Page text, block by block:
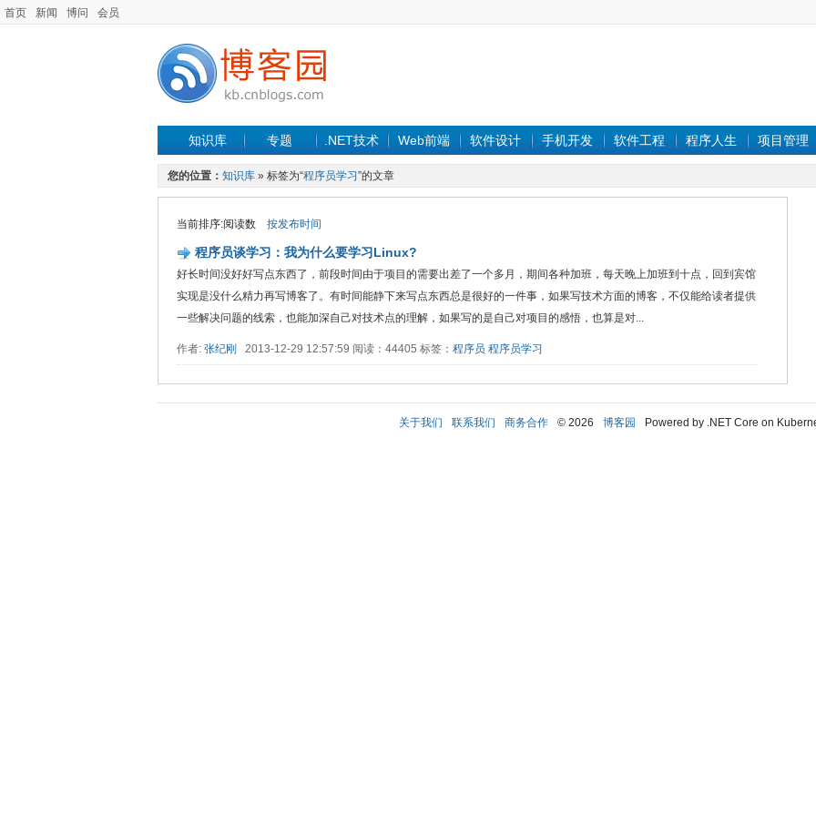
首页 新闻 博问 会员
知识库 专题 .NET技术 Web前端 软件设计 手机开发 软件工程 程序人生 项目管理
您的位置： 知识库 » 标签为“程序员学习 ”的文章
当前排序:阅读数 按发布时间
程序员谈学习：我为什么要学习Linux?
好长时间没好好写点东西了，前段时间由于项目的需要出差了一个多月，期间各种加班，每天晚上加班到十点，回到宾馆
实现是没什么精力再写博客了。有时间能静下来写点东西总是很好的一件事，如果写技术方面的博客，不仅能给读者提供
一些解决问题的线索，也能加深自己对技术点的理解，如果写的是自己对项目的感悟，也算是对...
作者: 张纪刚 2013-12-29 12:57:59 阅读：44405 标签： 程序员 程序员学习
关于我们 联系我们 商务合作 © 2026 博客园 Powered by .NET Core on